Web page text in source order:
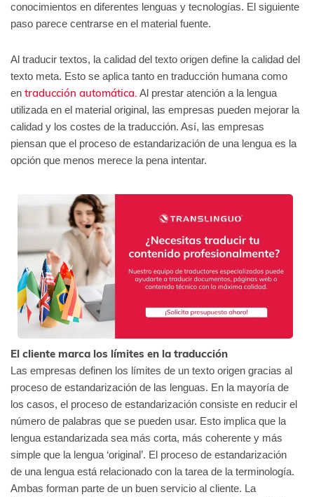
conocimientos en diferentes lenguas y tecnologías. El siguiente
paso parece centrarse en el material fuente.
Al traducir textos, la calidad del texto origen define la calidad del
texto meta. Esto se aplica tanto en traducción humana como
en traducción automática. Al prestar atención a la lengua
utilizada en el material original, las empresas pueden mejorar la
calidad y los costes de la traducción. Así, las empresas
piensan que el proceso de estandarización de una lengua es la
opción que menos merece la pena intentar.
El cliente marca los límites en la traducción
Las empresas definen los límites de un texto origen gracias al
proceso de estandarización de las lenguas. En la mayoría de
los casos, el proceso de estandarización consiste en reducir el
número de palabras que se pueden usar. Esto implica que la
lengua estandarizada sea más corta, más coherente y más
simple que la lengua ‘original’. El proceso de estandarización
de una lengua está relacionado con la tarea de la terminología.
Ambas forman parte de un buen servicio al cliente. La